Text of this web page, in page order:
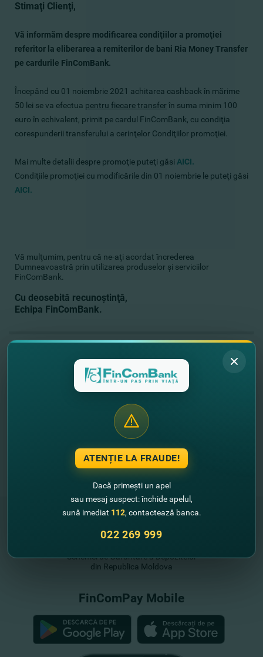
Stimaţi Clienţi,
Vă informăm despre modificarea condiţiilor a promoţiei
referitor la eliberarea a remiterilor de bani Ria Money Transfer
pe cardurile FinComBank.
Începând cu 01 noiembrie 2021 achitarea cashback în mărime
50 lei se va efectua pentru fiecare transfer în suma minim 100
euro în echivalent, primit pe cardul FinComBank, cu condiţia
corespunderii transferului a cerinţelor Condiţiilor promoţiei.
Mai multe detalii despre promoţie puteţi găsi AICI.
Condiţiile promoţiei cu modificările din 01 noiembrie le puteţi găsi
AICI.
Vă mulţumim, pentru că ne-aţi acordat încrederea
Dumneavoastră prin utilizarea produselor şi serviciilor
FinComBank.
Cu deosebită recunoştinţă,
Echipa FinComBank.
Schemei de Garantare a Depozitelor
din Republica Moldova
FinComPay Mobile
ATENȚIE LA FRAUDE!
Dacă primești un apel
sau mesaj suspect: închide apelul,
sună imediat 112, contactează banca.
022 269 999